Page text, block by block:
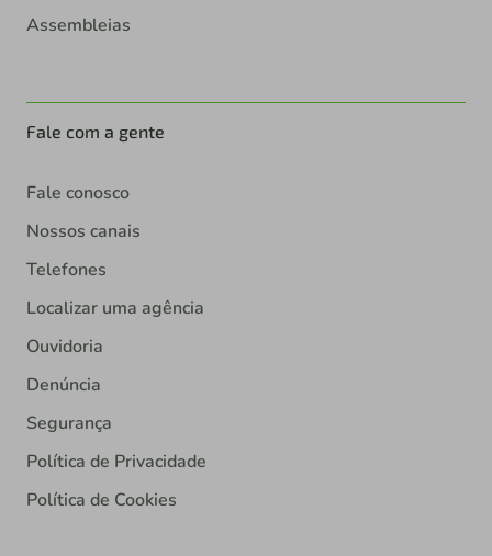
Assembleias
Fale com a gente
Fale conosco
Nossos canais
Telefones
Localizar uma agência
Ouvidoria
Denúncia
Segurança
Política de Privacidade
Política de Cookies